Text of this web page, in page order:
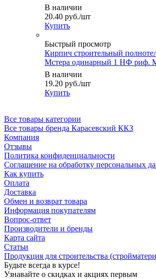
В наличии
20.40 руб./шт
Купить
Быстрый просмотр
Кирпич строительный
Мстера одинарный 1 НФ риф.
В наличии
19.20 руб./шт
Купить
Все товары категории
Все товары бренда Карасевский ККЗ
Компания
Отзывы
Политика конфиденциальности
Соглашение на обработку персональных
Как купить
Оплата
Доставка
Обмен и возврат товара
Информация покупателям
Вопрос-ответ
Производители и бренды
Карта сайта
Статьи
Продукция для строительства
Будьте всегда в курсе!
Узнавайте о скидках и акциях первым